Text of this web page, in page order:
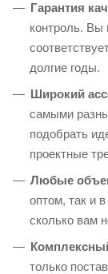
Гарантия
контроль. Вы
долгие годы.
Широкий
самыми
подобрать
проектные
Любые
оптом, так и
сколько вам
только